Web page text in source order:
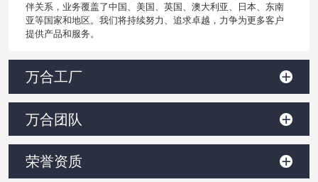
伴关系，业务覆盖了中国、美国、英国、澳大利亚、日本、东南
亚等国家和地区。我们将持续努力、追求卓越，力争为更多客户
提供产品和服务。
万合工厂
万合团队
荣誉资质